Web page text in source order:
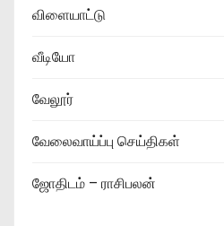
விளையாட்டு
வீடியோ
வேலூர்
வேலைவாய்ப்பு செய்திகள்
ஜோதிடம் – ராசிபலன்